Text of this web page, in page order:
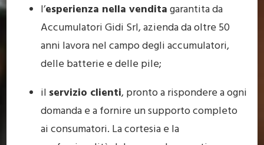
l’esperienza nella venditagarantita da
Accumulatori Gidi Srl, azienda da oltre 50
anni lavora nel campo degli accumulatori,
delle batterie e delle pile;
il servizio clienti, pronto a rispondere a ogni
domanda e a fornire un supporto completo
ai consumatori. La cortesia e la